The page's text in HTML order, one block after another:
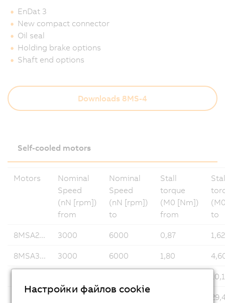
EnDat 3
New compact connector
Oil seal
Holding brake options
Shaft end options
Downloads 8MS-4
Self-cooled motors
Motors
Nominal
Speed
(nN [rpm])
from
Nominal
Speed
(nN [rpm])
to
Stall
torque
(M0 [Nm])
from
to
8MSA2... 3000 6000 0,87 1,62
8MSA3... 3000 6000 1,80
Настройки файлов cookie